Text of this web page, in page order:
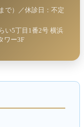
で）／休診日：不定
い5丁目1番2号 横浜
ワー3F